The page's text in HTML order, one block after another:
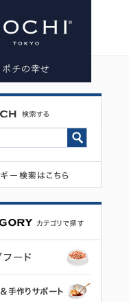
ミアム
グフー
店・
POCHI
公式サ